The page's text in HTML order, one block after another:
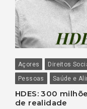
Açores Direitos
Pessoas
Saúde e
HDES: 300
de realidade